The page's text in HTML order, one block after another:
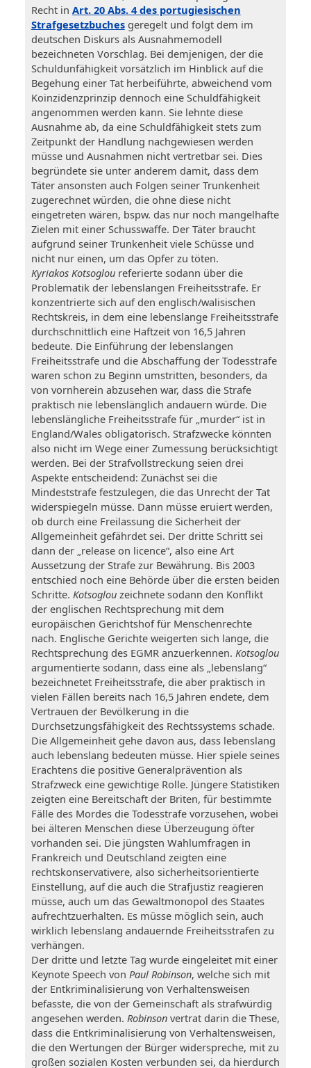
Recht in Art. 20 Abs. 4 des portugiesischen
Strafgesetzbuchesgeregelt und folgt dem im
deutschen Diskurs als Ausnahmemodell
bezeichneten Vorschlag. Bei demjenigen, der die
Schuldunfähigkeit vorsätzlich im Hinblick auf die
Begehung einer Tat herbeiführte, abweichend vom
Koinzidenzprinzip dennoch eine Schuldfähigkeit
angenommen werden kann. Sie lehnte diese
Ausnahme ab, da eine Schuldfähigkeit stets zum
Zeitpunkt der Handlung nachgewiesen werden
müsse und Ausnahmen nicht vertretbar sei. Dies
begründete sie unter anderem damit, dass dem
Täter ansonsten auch Folgen seiner Trunkenheit
zugerechnet würden, die ohne diese nicht
eingetreten wären, bspw. das nur noch mangelhafte
Zielen mit einer Schusswaffe. Der Täter braucht
aufgrund seiner Trunkenheit viele Schüsse und
nicht nur einen, um das Opfer zu töten.
Kyriakos Kotsogloureferierte sodann über die
Problematik der lebenslangen Freiheitsstrafe. Er
konzentrierte sich auf den englisch/walisischen
Rechtskreis, in dem eine lebenslange Freiheitsstrafe
durchschnittlich eine Haftzeit von 16,5 Jahren
bedeute. Die Einführung der lebenslangen
Freiheitsstrafe und die Abschaffung der Todesstrafe
waren schon zu Beginn umstritten, besonders, da
von vornherein abzusehen war, dass die Strafe
praktisch nie lebenslänglich andauern würde. Die
lebenslängliche Freiheitsstrafe für „murder“ ist in
England/Wales obligatorisch. Strafzwecke könnten
also nicht im Wege einer Zumessung berücksichtigt
werden. Bei der Strafvollstreckung seien drei
Aspekte entscheidend: Zunächst sei die
Mindeststrafe festzulegen, die das Unrecht der Tat
widerspiegeln müsse. Dann müsse eruiert werden,
ob durch eine Freilassung die Sicherheit der
Allgemeinheit gefährdet sei. Der dritte Schritt sei
dann der „release on licence“, also eine Art
Aussetzung der Strafe zur Bewährung. Bis 2003
entschied noch eine Behörde über die ersten beiden
Schritte. Kotsoglouzeichnete sodann den Konflikt
der englischen Rechtsprechung mit dem
europäischen Gerichtshof für Menschenrechte
nach. Englische Gerichte weigerten sich lange, die
Rechtsprechung des EGMR anzuerkennen. Kotsoglou
argumentierte sodann, dass eine als „lebenslang“
bezeichnetet Freiheitsstrafe, die aber praktisch in
vielen Fällen bereits nach 16,5 Jahren endete, dem
Vertrauen der Bevölkerung in die
Durchsetzungsfähigkeit des Rechtssystems schade.
Die Allgemeinheit gehe davon aus, dass lebenslang
auch lebenslang bedeuten müsse. Hier spiele seines
Erachtens die positive Generalprävention als
Strafzweck eine gewichtige Rolle. Jüngere Statistiken
zeigten eine Bereitschaft der Briten, für bestimmte
Fälle des Mordes die Todesstrafe vorzusehen, wobei
bei älteren Menschen diese Überzeugung öfter
vorhanden sei. Die jüngsten Wahlumfragen in
Frankreich und Deutschland zeigten eine
rechtskonservativere, also sicherheitsorientierte
Einstellung, auf die auch die Strafjustiz reagieren
müsse, auch um das Gewaltmonopol des Staates
aufrechtzuerhalten. Es müsse möglich sein, auch
wirklich lebenslang andauernde Freiheitsstrafen zu
verhängen.
Der dritte und letzte Tag wurde eingeleitet mit einer
Keynote Speech von Paul Robinson, welche sich mit
der Entkriminalisierung von Verhaltensweisen
befasste, die von der Gemeinschaft als strafwürdig
angesehen werden. Robinsonvertrat darin die These,
dass die Entkriminalisierung von Verhaltensweisen,
die den Wertungen der Bürger widerspreche, mit zu
großen sozialen Kosten verbunden sei, da hierdurch